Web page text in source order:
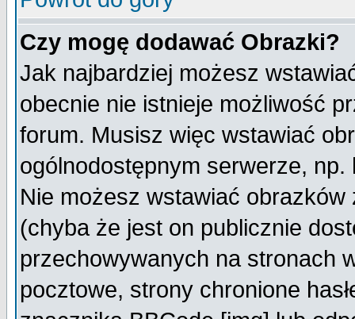
Czy mogę dodawać Obrazki?
Jak najbardziej możesz
obecnie nie istnieje możliwość
forum. Musisz więc wstawiać
ogólnodostępnym serwerze,
Nie możesz wstawiać
(chyba że jest on publicznie
przechowywanych na stronach
pocztowe, strony chronione